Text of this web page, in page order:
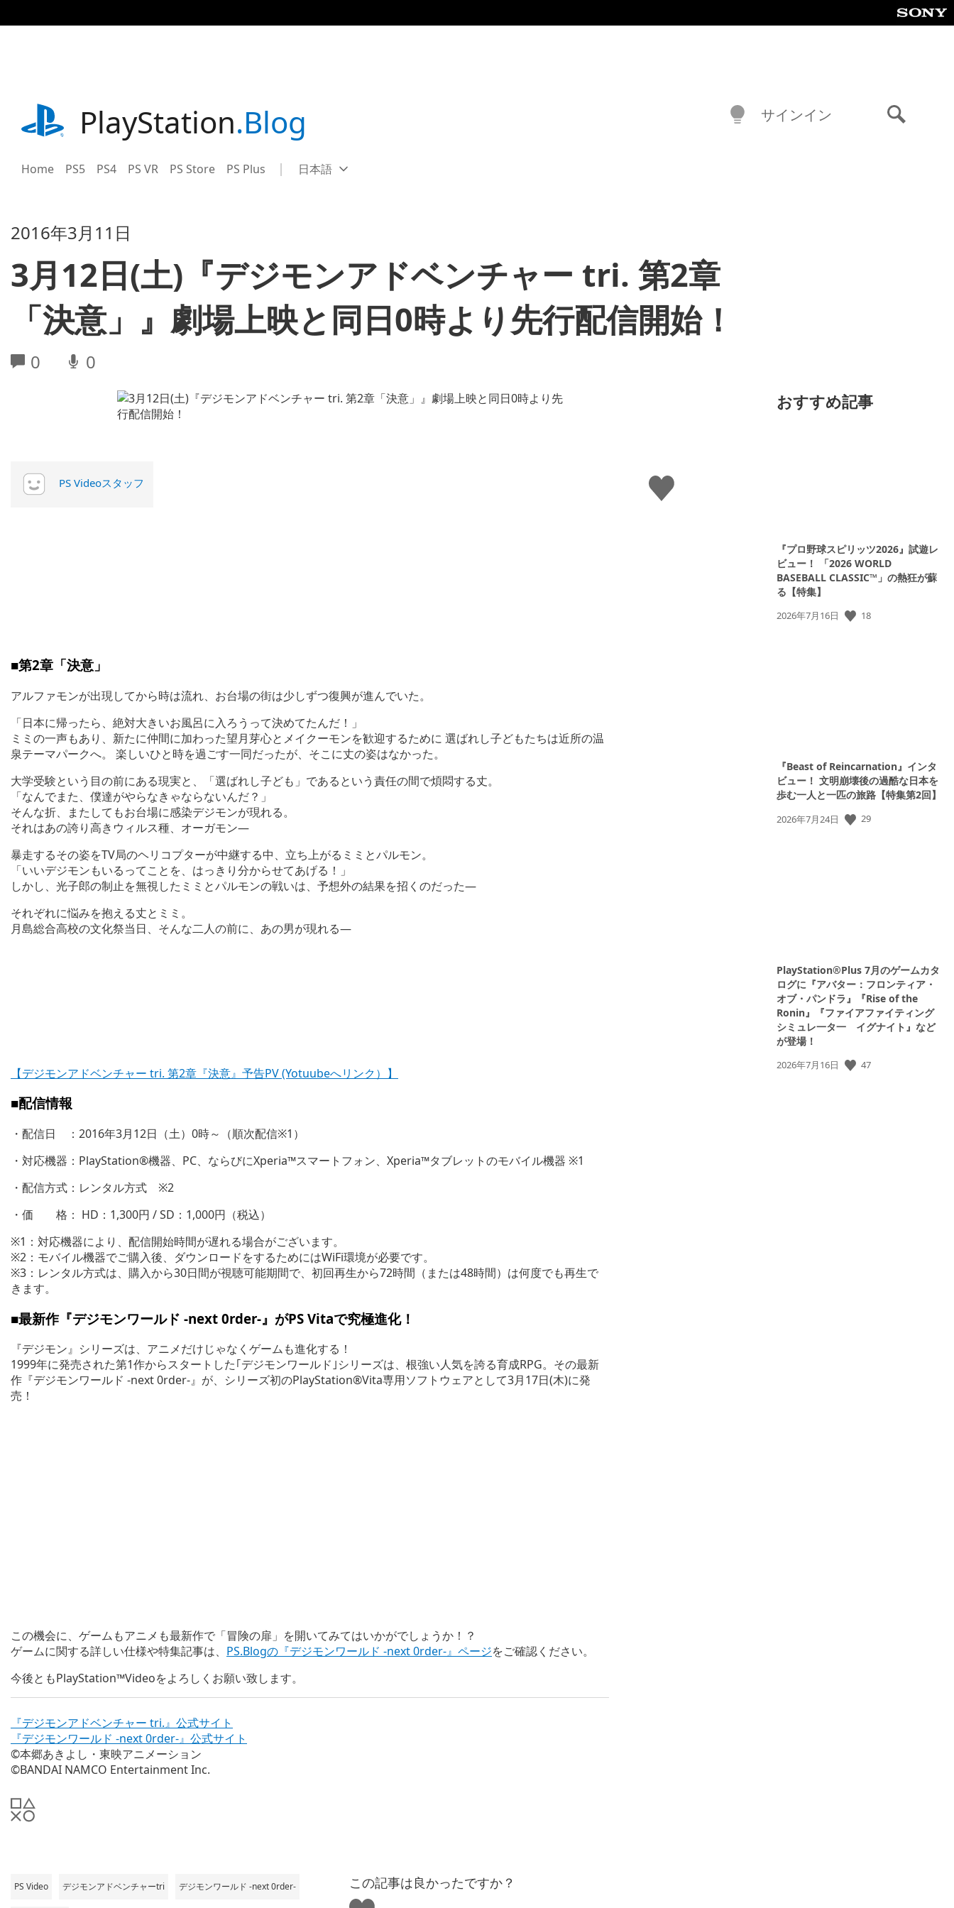
事
playstation.comPlayStation.Blog
Home PS5 PS4 PS VR PS Store PS Plus Select
Current
日本語
サインイン
2016年3月11日
3月12日(土)『デジモンアドベンチャー tri. 第2章
「決意」』劇場上映と同日0時より先行配信開始！
0 0
い
い
PS Videoスタッフ
■第2章「決意」
アルファモンが出現してから時は流れ、お台場の街は少しずつ復興が進んでいた。
「日本に帰ったら、絶対大きいお風呂に入ろうって決めてたんだ！」
ミミの一声もあり、新たに仲間に加わった望月芽心とメイクーモンを歓迎するために 選ばれし子どもたちは近所の温
泉テーマパークへ。 楽しいひと時を過ごす一同だったが、そこに丈の姿はなかった。
大学受験という目の前にある現実と、「選ばれし子ども」であるという責任の間で煩悶する丈。
「なんでまた、僕達がやらなきゃならないんだ？」
そんな折、またしてもお台場に感染デジモンが現れる。
それはあの誇り高きウィルス種、オーガモン―
暴走するその姿をTV局のヘリコプターが中継する中、立ち上がるミミとパルモン。
「いいデジモンもいるってことを、はっきり分からせてあげる！」
しかし、光子郎の制止を無視したミミとパルモンの戦いは、予想外の結果を招くのだった―
それぞれに悩みを抱える丈とミミ。
月島総合高校の文化祭当日、そんな二人の前に、あの男が現れる―
【デジモンアドベンチャー tri. 第2章『決意』予告PV (Yotuubeへリンク）】
■配信情報
・配信日 ：2016年3月12日（土）0時～（順次配信※1）
・対応機器：PlayStation®機器、PC、ならびにXperia™スマートフォン、Xperia™タブレットのモバイル機器 ※1
・配信方式：レンタル方式 ※2
・価 格： HD：1,300円 / SD：1,000円（税込）
※1：対応機器により、配信開始時間が遅れる場合がございます。
※2：モバイル機器でご購入後、ダウンロードをするためにはWiFi環境が必要です。
※3：レンタル方式は、購入から30日間が視聴可能期間で、初回再生から72時間（または48時間）は何度でも再生で
きます。
■最新作『デジモンワールド -next 0rder-』がPS Vitaで究極進化！
『デジモン』シリーズは、アニメだけじゃなくゲームも進化する！
1999年に発売された第1作からスタートした｢デジモンワールド｣シリーズは、根強い人気を誇る育成RPG。その最新
作『デジモンワールド -next 0rder-』が、シリーズ初のPlayStation®Vita専用ソフトウェアとして3月17日(木)に発
売！
この機会に、ゲームもアニメも最新作で「冒険の扉」を開いてみてはいかがでしょうか！？
ゲームに関する詳しい仕様や特集記事は、 PS.Blogの『デジモンワールド -next 0rder-』ページをご確認ください。
今後ともPlayStation™Videoをよろしくお願い致します。
『デジモンアドベンチャー tri.』公式サイト
『デジモンワールド -next 0rder-』公式サイト
©本郷あきよし・東映アニメーション
©BANDAI NAMCO Entertainment Inc.
PS Video デジモンアドベンチャーtri デジモンワールド -next 0rder-
この記事は良かったですか？
おすすめ記事
『プロ野球スピリッツ2026』試遊レ
ビュー！ 「2026 WORLD
BASEBALL CLASSIC™」の熱狂が蘇
る【特集】
公
2026年7月16日 18
『Beast of Reincarnation』インタ
ビュー！ 文明崩壊後の過酷な日本を
歩む一人と一匹の旅路【特集第2回】
公
2026年7月24日 29
PlayStation®Plus 7月のゲームカタ
ログに『アバター：フロンティア・
オブ・パンドラ』『Rise of the
Ronin』『ファイアファイティング
シミュレ一タ一 イグナイト』など
が登場！
公
2026年7月16日 47